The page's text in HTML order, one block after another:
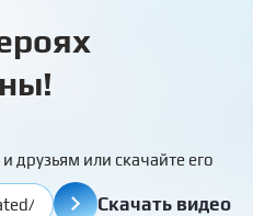
друзьям или скачайте его
Скачать видео